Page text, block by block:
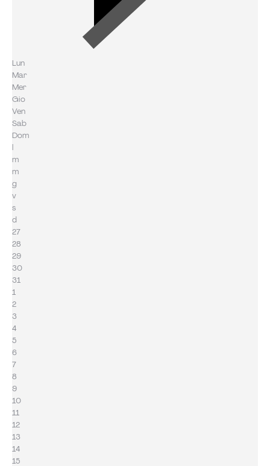
Lun
Mar
Mer
Gio
Ven
Sab
Dom
m
m
g
v
s
d
27
28
29
30
31
1
2
3
4
5
6
7
8
9
10
11
12
13
14
15